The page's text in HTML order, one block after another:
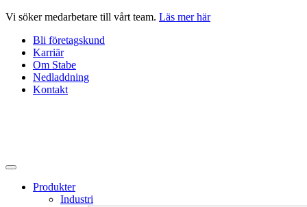
Hoppa
innehåll
Vi söker medarbetare till vårt team. Läs mer här
Bli företagskund
Karriär
Om Stabe
Nedladdning
Kontakt
Produkter
Industri